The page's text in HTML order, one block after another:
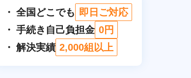
全国どこでも 即日ご対応
手続き自己負担金 0円
解決実績 2,000組以上